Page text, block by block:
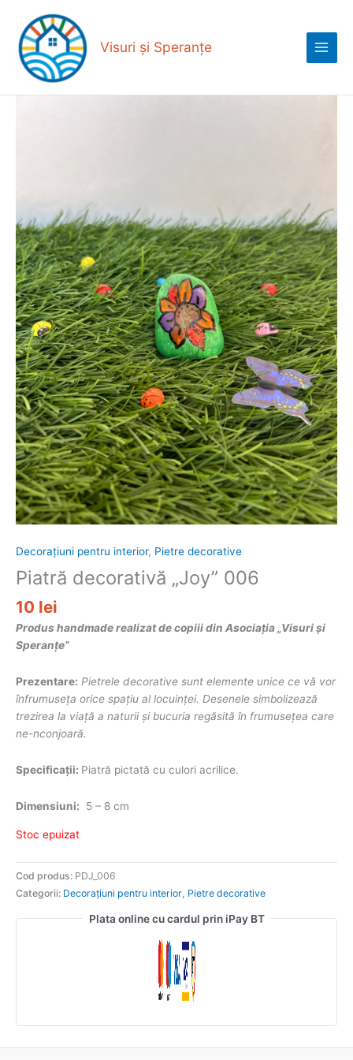
content
Visuri și Speranțe
Menu
Decorațiuni pentru interior, Pietre decorative
Piatră decorativă „Joy” 006
10 lei
Produs handmade realizat de copiii din Asociația „Visuri și
Speranțe”
Prezentare: Pietrele decorative sunt elemente unice ce vă vor
înfrumuseța orice spațiu al locuinței. Desenele simbolizează
trezirea la viață a naturii și bucuria regăsită în frumusețea care
ne-nconjoară.
Specificații: Piatră pictată cu culori acrilice.
Dimensiuni: 5 – 8 cm
Stoc epuizat
Cod produs: PDJ_006
Categorii: Decorațiuni pentru interior Pietre decorative
Plata online cu cardul prin iPay BT